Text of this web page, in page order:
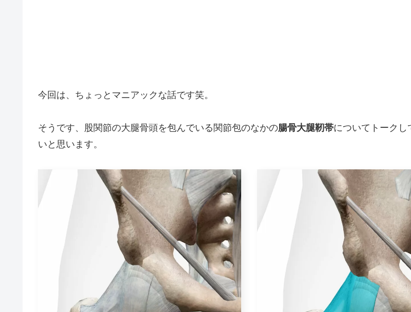
今回は、ちょっとマニアックな話です笑。
そうです、股関節の大腿骨頭を包んでいる関節包のなかの腸骨大腿靭帯についてトークし
いと思います。